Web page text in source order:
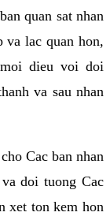
quan sat nhan
lac quan hon,
dieu voi doi
va sau nhan
Cac ban nhan
doi tuong Cac
xet ton kem hon